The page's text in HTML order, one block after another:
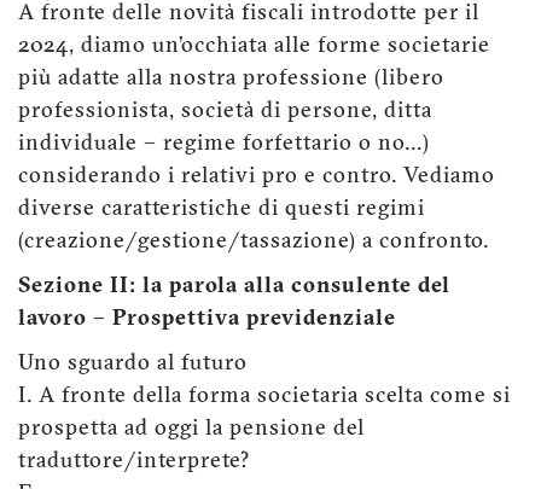
A fronte delle novità fiscali introdotte per il
2024, diamo un’occhiata alle forme societarie
più adatte alla nostra professione (libero
professionista, società di persone, ditta
individuale – regime forfettario o no...)
considerando i relativi pro e contro. Vediamo
diverse caratteristiche di questi regimi
(creazione/gestione/tassazione) a confronto.
Sezione II: la parola alla consulente del
lavoro – Prospettiva previdenziale
Uno sguardo al futuro
I. A fronte della forma societaria scelta come si
prospetta ad oggi la pensione del
traduttore/interprete?